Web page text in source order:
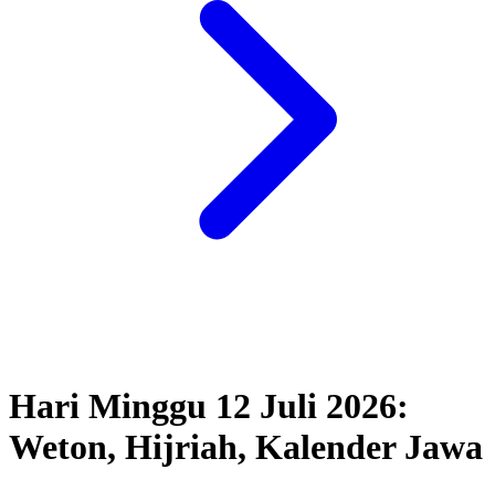
Hari Minggu 12 Juli 2026:
Weton, Hijriah, Kalender Jawa